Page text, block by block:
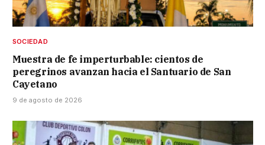
SOCIEDAD
Muestra de fe imperturbable: cientos de
peregrinos avanzan hacia el Santuario de San
Cayetano
9 de agosto de 2026